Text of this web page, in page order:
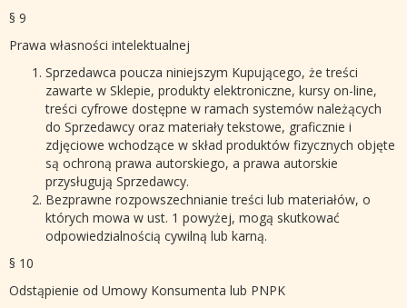
§ 9
Prawa własności intelektualnej
Sprzedawca poucza niniejszym Kupującego, że treści
zawarte w Sklepie, produkty elektroniczne, kursy on-line,
treści cyfrowe dostępne w ramach systemów należących
do Sprzedawcy oraz materiały tekstowe, graficznie i
zdjęciowe wchodzące w skład produktów fizycznych objęte
są ochroną prawa autorskiego, a prawa autorskie
przysługują Sprzedawcy.
Bezprawne rozpowszechnianie treści lub materiałów, o
których mowa w ust. 1 powyżej, mogą skutkować
odpowiedzialnością cywilną lub karną.
§ 10
Odstąpienie od Umowy Konsumenta lub PNPK